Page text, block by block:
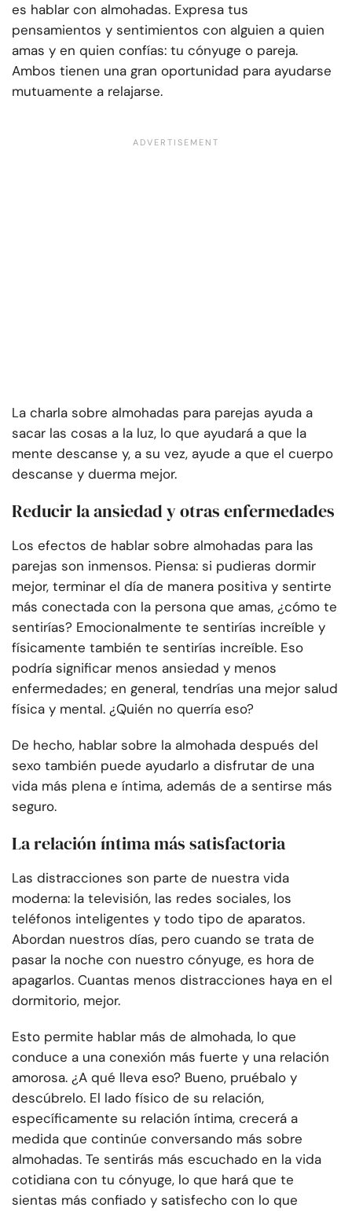
es hablar con almohadas. Expresa tus
pensamientos y sentimientos con alguien a quien
amas y en quien confías: tu cónyuge o pareja.
Ambos tienen una gran oportunidad para ayudarse
mutuamente a relajarse.
La charla sobre almohadas para parejas ayuda a
sacar las cosas a la luz, lo que ayudará a que la
mente descanse y, a su vez, ayude a que el cuerpo
descanse y duerma mejor.
Reducir la ansiedad y otras enfermedades
Los efectos de hablar sobre almohadas para las
parejas son inmensos. Piensa: si pudieras dormir
mejor, terminar el día de manera positiva y sentirte
más conectada con la persona que amas, ¿cómo te
sentirías? Emocionalmente te sentirías increíble y
físicamente también te sentirías increíble. Eso
podría significar menos ansiedad y menos
enfermedades; en general, tendrías una mejor salud
física y mental. ¿Quién no querría eso?
De hecho, hablar sobre la almohada después del
sexo también puede ayudarlo a disfrutar de una
vida más plena e íntima, además de a sentirse más
seguro.
La relación íntima más satisfactoria
Las distracciones son parte de nuestra vida
moderna: la televisión, las redes sociales, los
teléfonos inteligentes y todo tipo de aparatos.
Abordan nuestros días, pero cuando se trata de
pasar la noche con nuestro cónyuge, es hora de
apagarlos. Cuantas menos distracciones haya en el
dormitorio, mejor.
Esto permite hablar más de almohada, lo que
conduce a una conexión más fuerte y una relación
amorosa. ¿A qué lleva eso? Bueno, pruébalo y
descúbrelo. El lado físico de su relación,
específicamente su relación íntima, crecerá a
medida que continúe conversando más sobre
almohadas. Te sentirás más escuchado en la vida
cotidiana con tu cónyuge, lo que hará que te
sientas más confiado y satisfecho con lo que